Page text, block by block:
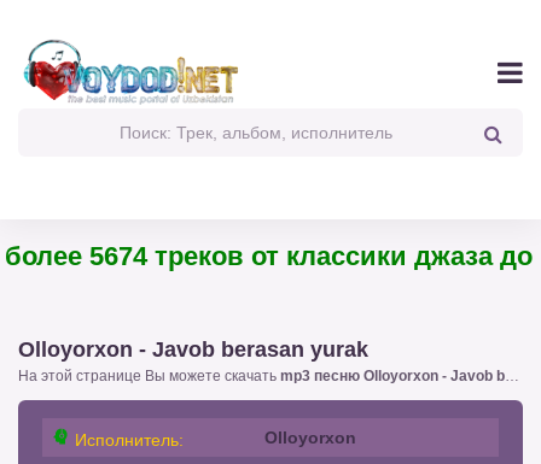
5674 треков от классики джаза до
Olloyorxon - Javob berasan yurak
На этой странице Вы можете скачать mp3 песню Olloyorxon - Javob berasan yurak
Исполнитель: Olloyorxon